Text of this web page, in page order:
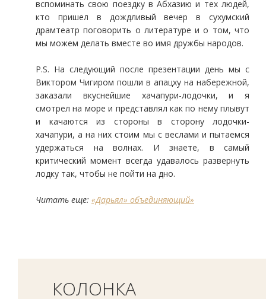
вспоминать свою поездку в Абхазию и тех людей,
кто пришел в дождливый вечер в сухумский
драмтеатр поговорить о литературе и о том, что
мы можем делать вместе во имя дружбы народов.
P.S. На следующий после презентации день мы с
Виктором Чигиром пошли в апацху на набережной,
заказали вкуснейшие хачапури-лодочки, и я
смотрел на море и представлял как по нему плывут
и качаются из стороны в сторону лодочки-
хачапури, а на них стоим мы с веслами и пытаемся
удержаться на волнах. И знаете, в самый
критический момент всегда удавалось развернуть
лодку так, чтобы не пойти на дно.
Читать еще: «Дарьял» объединяющий»
КОЛОНКА